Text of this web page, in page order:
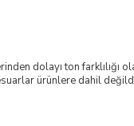
dolayı ton farklılığı
ürünlere dahil